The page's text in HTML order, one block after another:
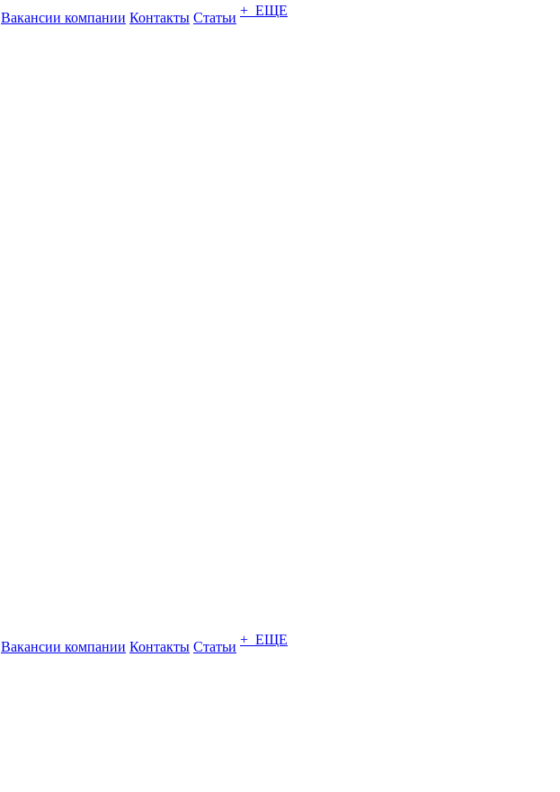
Вакансии компании Контакты Статьи + ЕЩЕ
Вакансии компании Контакты Статьи + ЕЩЕ